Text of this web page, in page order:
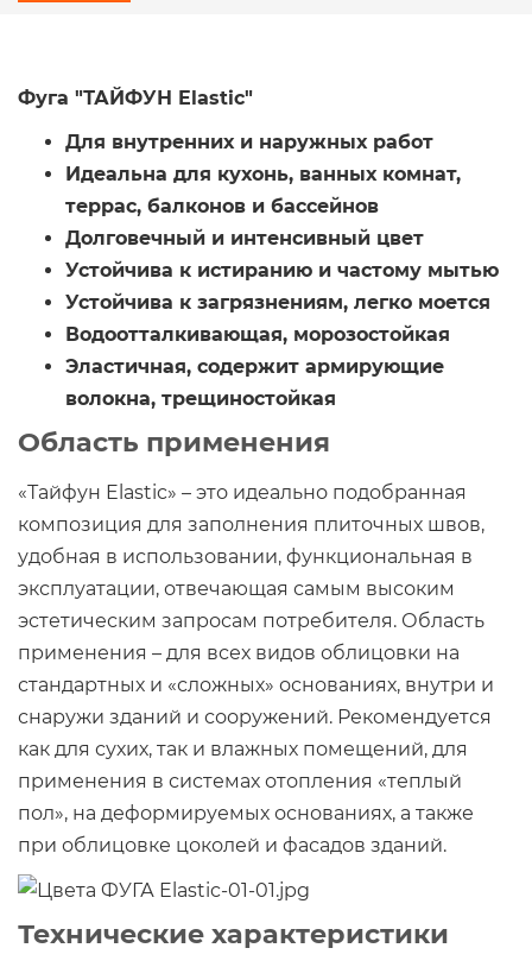
Фуга "ТАЙФУН Elastic"
Для внутренних и наружных работ
Идеальна для кухонь, ванных комнат,
террас, балконов и бассейнов
Долговечный и интенсивный цвет
Устойчива к истиранию и частому мытью
Устойчива к загрязнениям, легко моется
Водоотталкивающая, морозостойкая
Эластичная, содержит армирующие
волокна, трещиностойкая
Область применения
«Тайфун Elastic» – это идеально подобранная
композиция для заполнения плиточных швов,
удобная в использовании, функциональная в
эксплуатации, отвечающая самым высоким
эстетическим запросам потребителя. Область
применения – для всех видов облицовки на
стандартных и «сложных» основаниях, внутри и
снаружи зданий и сооружений. Рекомендуется
как для сухих, так и влажных помещений, для
применения в системах отопления «теплый
пол», на деформируемых основаниях, а также
при облицовке цоколей и фасадов зданий.
Технические характеристики